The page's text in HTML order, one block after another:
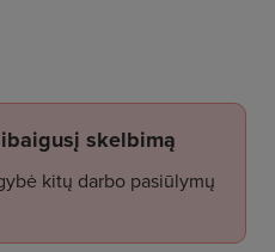
skelbimą
kitų darbo pasiūlymų